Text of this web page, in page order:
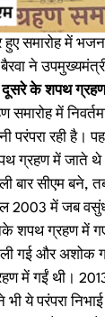
हुए समारोह में
ने
दूसरे के शपथ
में
परंपरा रही है।
ग्रहण में जाते
बार सीएम बने,
2003 में जब
शपथ ग्रहण में
गई और अशोक
में गईं थी।
ये परंपरा